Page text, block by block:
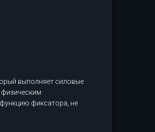
выполняет силовые
физическим
фиксатора, не